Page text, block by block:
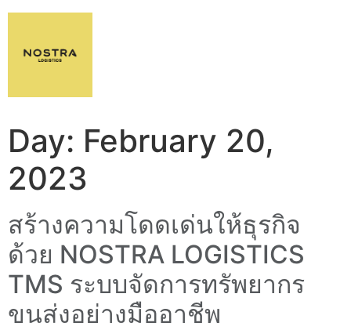
Day: February 20,
2023
สร้างความโดดเด่นให้ธุรกิจ
ด้วย NOSTRA LOGISTICS
TMS ระบบจัดการทรัพยากร
ขนส่งอย่างมืออาชีพ